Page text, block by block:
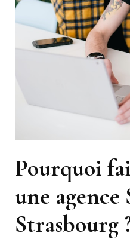
Pourquoi
une agence
Strasbourg